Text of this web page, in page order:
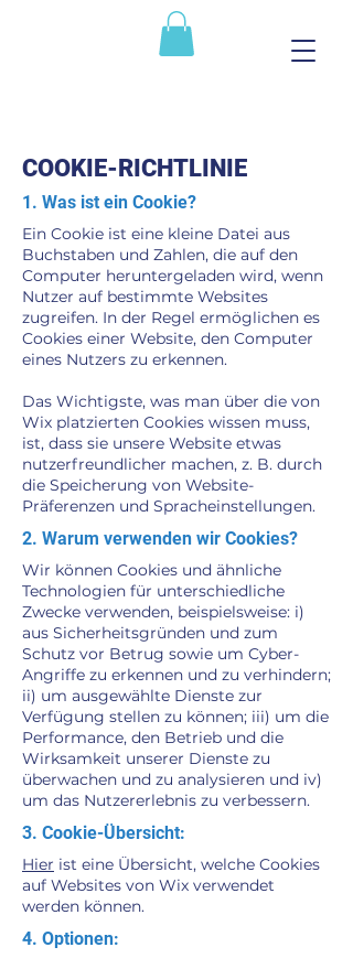
COOKIE-RICHTLINIE
1. Was ist ein Cookie?
Ein Cookie ist eine kleine Datei aus
Buchstaben und Zahlen, die auf den
Computer heruntergeladen wird, wenn
Nutzer auf bestimmte Websites
zugreifen. In der Regel ermöglichen es
Cookies einer Website, den Computer
eines Nutzers zu erkennen.
Das Wichtigste, was man über die von
Wix platzierten Cookies wissen muss,
ist, dass sie unsere Website etwas
nutzerfreundlicher machen, z. B. durch
die Speicherung von Website-
Präferenzen und Spracheinstellungen.
2. Warum verwenden wir Cookies?
Wir können Cookies und ähnliche
Technologien für unterschiedliche
Zwecke verwenden, beispielsweise: i)
aus Sicherheitsgründen und zum
Schutz vor Betrug sowie um Cyber-
Angriffe zu erkennen und zu verhindern;
ii) um ausgewählte Dienste zur
Verfügung stellen zu können; iii) um die
Performance, den Betrieb und die
Wirksamkeit unserer Dienste zu
überwachen und zu analysieren und iv)
um das Nutzererlebnis zu verbessern.
3. Cookie-Übersicht:
Hier ist eine Übersicht, welche Cookies
auf Websites von Wix verwendet
werden können.
4. Optionen: